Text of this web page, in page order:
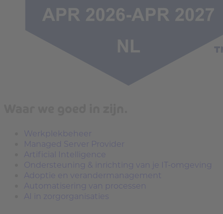
Werkplekbeheer
Managed Server Provider
Artificial Intelligence
Ondersteuning & inrichting van je IT-omgeving
Adoptie en verandermanagement
Automatisering van processen
AI in zorgorganisaties